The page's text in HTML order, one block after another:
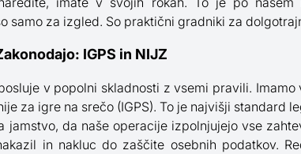
samo za izgled. So praktični gradniki za
IGPS in NIJZ
v popolni skladnosti z vsemi pravili.
za igre na srečo (IGPS). To je najvišji standard
jamstvo, da naše operacije izpolnjujejo vse
in nakluc do zaščite osebnih podatkov.